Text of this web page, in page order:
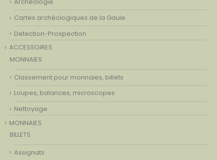
Cartes archéologiques de la Gaule
Detection-Prospection
ACCESSOIRES
MONNAIES
Classement pour monnaies, billets
Loupes, balances, microscopes
Nettoyage
MONNAIES
BILLETS
Assignats